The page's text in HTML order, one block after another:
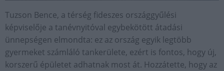
Tuzson Bence, a térség fideszes országgyűlési
képviselője a tanévnyitóval egybekötött átadási
ünnepségen elmondta: ez az ország egyik legtöbb
gyermeket számláló tankerülete, ezért is fontos, hogy új,
korszerű épületet adhatnak most át. Hozzátette, hogy az